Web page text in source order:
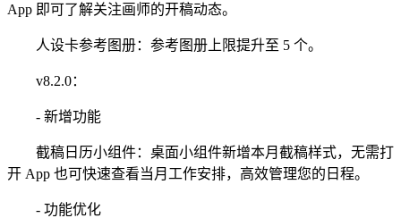
App 即可了解关注画师的开稿动态。
人设卡参考图册：参考图册上限提升至 5 个。
v8.2.0：
- 新增功能
截稿日历小组件：桌面小组件新增本月截稿样式，无需打
开 App 也可快速查看当月工作安排，高效管理您的日程。
- 功能优化